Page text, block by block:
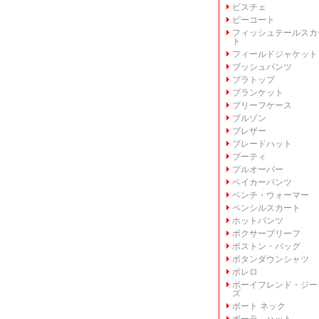
ビスチェ
ピーコート
フィッシュテールス
ト
フィールドジャケット
ブッシュパンツ
ブラトップ
ブランケット
ブリーフケース
ブルゾン
ブレザー
ブレードハット
ブーティ
プルオーバー
ベイカーパンツ
ベンチ・ウォーマー
ペンシルスカート
ホットパンツ
ボクサーブリーフ
ボストン・バッグ
ボタンダウンシャツ
ボレロ
ボーイフレンド・ジ
ズ
ボート ネック